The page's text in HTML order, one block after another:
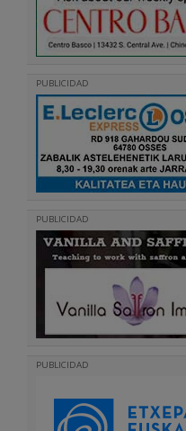
PUBLICIDAD
PUBLICIDAD
PUBLICIDAD